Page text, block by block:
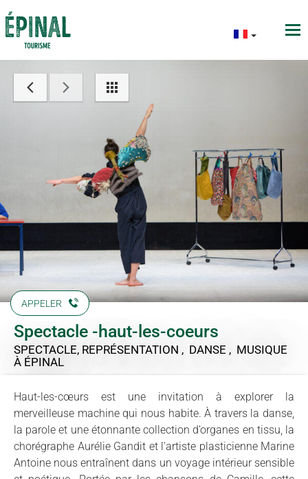
APPELER
Spectacle -haut-les-coeurs
SPECTACLE, REPRÉSENTATION , DANSE , MUSIQUE
À ÉPINAL
Haut-les-cœurs est une invitation à explorer la
merveilleuse machine qui nous habite. À travers la danse,
la parole et une étonnante collection d’organes en tissu, la
chorégraphe Aurélie Gandit et l’artiste plasticienne Marine
Antoine nous entraînent dans un voyage intérieur sensible